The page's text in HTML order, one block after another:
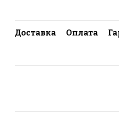
Доставка Оплата